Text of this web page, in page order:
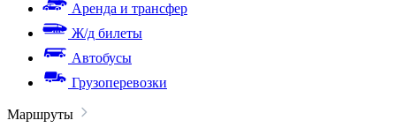
Аренда и трансфер
Ж/д билеты
Автобусы
Грузоперевозки
Маршруты